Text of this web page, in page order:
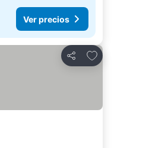
Ver precios
Compartir
Agregar a favoritos